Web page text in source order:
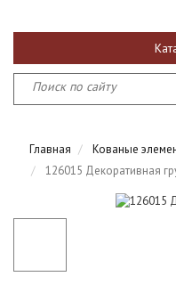
Главная Кованые
126015 Декоративная